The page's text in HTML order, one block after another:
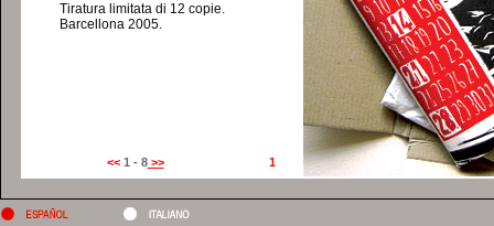
Tiratura limitata di 12 copie.
Barcellona 2005.
<< 1 - 8>> 1